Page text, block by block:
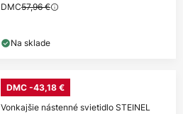
DMC57,96 €
Na sklade
DMC -43,18 €
Vonkajšie nástenné svietidlo STEINEL